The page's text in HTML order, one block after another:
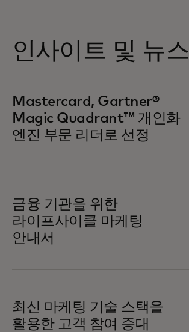
인사이트 및 뉴스
Mastercard, Gartner®
Magic Quadrant™ 개인화
엔진 부문 리더로 선정
새 탭에서 열림
금융 기관을 위한
라이프사이클 마케팅
안내서
최신 마케팅 기술 스택을
활용한 고객 참여 증대